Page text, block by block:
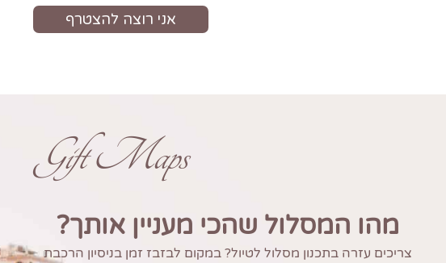
Gift Maps
מהו המסלול שהכי מעניין אותך?
צריכים עזרה בתכנון מסלול לטיול? במקום לבזבז זמן בניסיון הרכבת